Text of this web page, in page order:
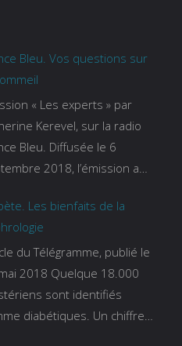
Bleu. Vos questions sur
« Les experts » par
Kerevel, sur la radio
Bleu. Diffusée le 6
2018, l’émission a
de france bleu :
www.francebleu.fr/emissi
les-experts/breizh-izel/vos-
sur-le-sommeil
Les bienfaits de la
du Télégramme, publié le
2018 Quelque 18.000
sont identifiés
diabétiques. Un chiffre